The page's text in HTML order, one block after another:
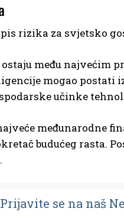
rizika za svjetsko
među najvećim
mogao postati
učinke
međunarodne
budućeg rasta.
Prijavite se na naš